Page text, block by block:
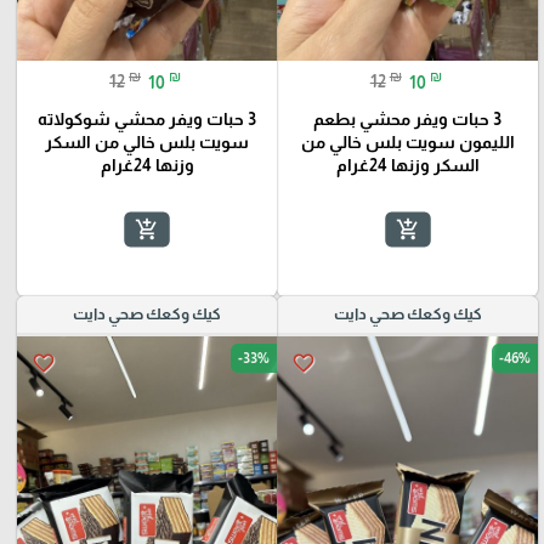
12 ₪ 10 ₪
3 حبات ويفر محشي بطعم
الليمون سويت بلس خالي من
السكر وزنها 24غرام
add_shopping_cart
12 ₪ 10 ₪
3 حبات ويفر محشي شوكولاته
سويت بلس خالي من السكر
وزنها 24غرام
add_shopping_cart
كيك وكعك صحي دايت
favorite_border -46%
كيك وكعك صحي دايت
favorite_border -33%